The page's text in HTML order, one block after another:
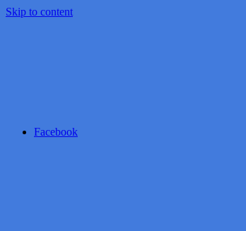
Skip to content
Facebook